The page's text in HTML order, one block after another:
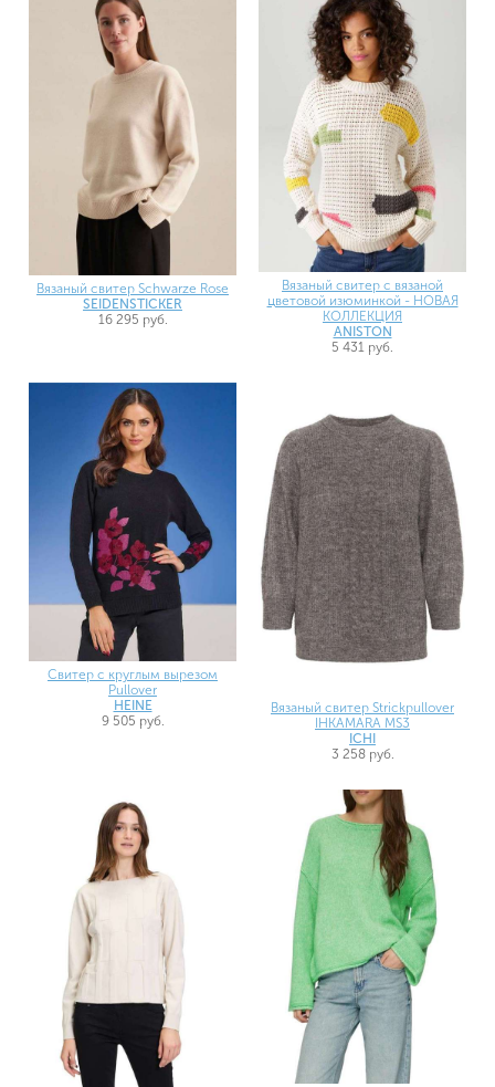
Вязаный свитер Schwarze Rose
SEIDENSTICKER
16 295 руб.
Вязаный свитер с вязаной
цветовой изюминкой - НОВАЯ
КОЛЛЕКЦИЯ
ANISTON
5 431 руб.
Свитер с круглым вырезом
Pullover
HEINE
9 505 руб.
Вязаный свитер Strickpullover
IHKAMARA MS3
ICHI
3 258 руб.